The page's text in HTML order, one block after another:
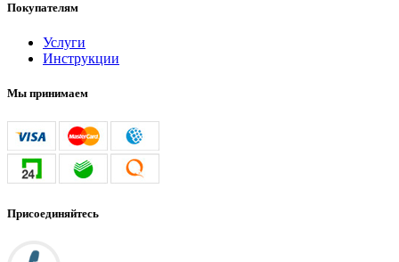
Покупателям
Услуги
Инструкции
Мы принимаем
Присоединяйтесь